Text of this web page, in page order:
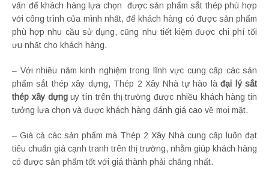
vấn để khách hàng lựa chọn được sản phẩm sắt thép phù hợp
với công trình của mình nhất, để khách hàng có được sản phẩm
phù hợp nhu cầu sử dụng, cũng như tiết kiệm được chi phí tối
ưu nhất cho khách hàng.
– Với nhiều năm kinh nghiệm trong lĩnh vực cung cấp các sản
phẩm sắt thép xây dựng, Thép 2 Xây Nhà tự hào làđại lý sắt
thép xây dựnguy tín trên thị trường được nhiều khách hàng tin
tưởng lựa chọn và được khách hàng đánh giá cao về mọi mặt.
– Giá cả các sản phẩm mà Thép 2 Xây Nhà cung cấp luôn đạt
tiêu chuẩn giá cạnh tranh trên thị trường, nhằm giúp khách hàng
có được sản phẩm tốt với giá thành phải chăng nhất.